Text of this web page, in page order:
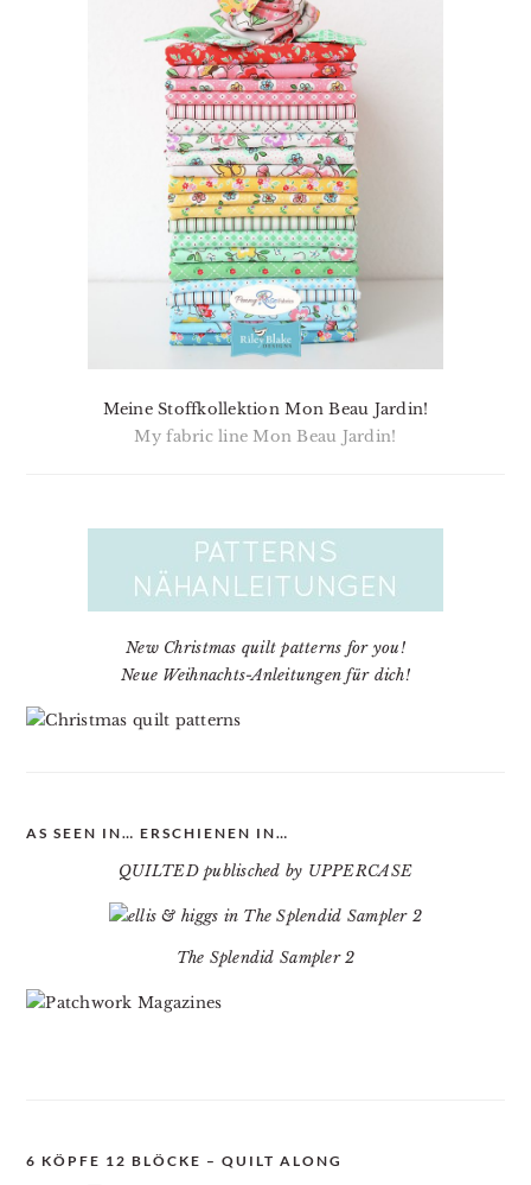
Meine Stoffkollektion Mon Beau Jardin!
My fabric line Mon Beau Jardin!
New Christmas quilt patterns for you!
Neue Weihnachts-Anleitungen für dich!
AS SEEN IN… ERSCHIENEN IN…
QUILTED publisched by UPPERCASE
The Splendid Sampler 2
6 KÖPFE 12 BLÖCKE – QUILT ALONG